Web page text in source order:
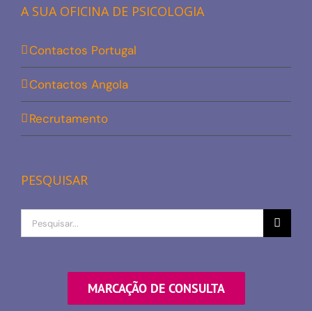
A SUA OFICINA DE PSICOLOGIA
Contactos Portugal
Contactos Angola
Recrutamento
PESQUISAR
Procurar
por
MARCAÇÃO DE CONSULTA